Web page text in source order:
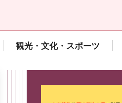
観光・文化・スポーツ
ここから最大3つ